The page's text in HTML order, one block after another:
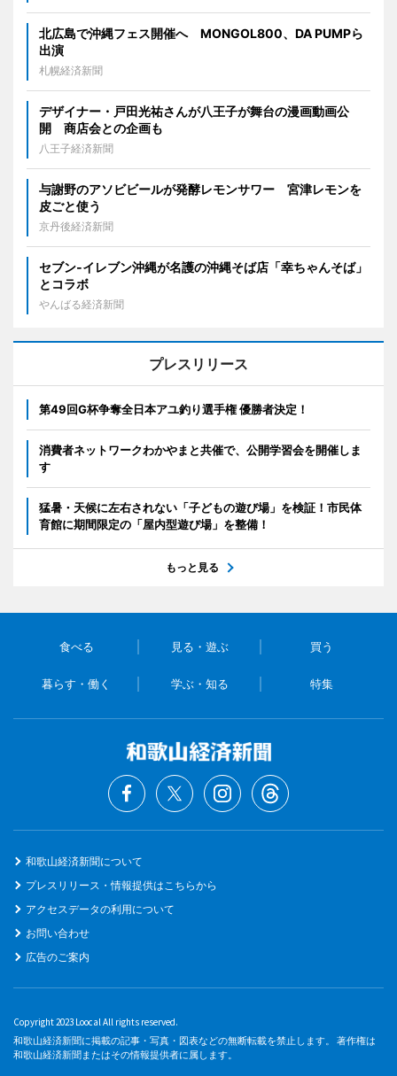
北広島で沖縄フェス開催へ MONGOL800、DA PUMPら
出演
札幌経済新聞
デザイナー・戸田光祐さんが八王子が舞台の漫画動画公
開 商店会との企画も
八王子経済新聞
与謝野のアソビビールが発酵レモンサワー 宮津レモンを
皮ごと使う
京丹後経済新聞
セブン‐イレブン沖縄が名護の沖縄そば店「幸ちゃんそば」
とコラボ
やんばる経済新聞
プレスリリース
第49回G杯争奪全日本アユ釣り選手権 優勝者決定！
消費者ネットワークわかやまと共催で、公開学習会を開催しま
す
猛暑・天候に左右されない「子どもの遊び場」を検証！市民体
育館に期間限定の「屋内型遊び場」を整備！
もっと見る
食べる 見る・遊ぶ 買う
暮らす・働く 学ぶ・知る 特集
和歌山経済新聞について
プレスリリース・情報提供はこちらから
アクセスデータの利用について
お問い合わせ
広告のご案内
Copyright 2023 Loocal All rights reserved.
和歌山経済新聞に掲載の記事・写真・図表などの無断転載を禁止します。 著作権は
和歌山経済新聞またはその情報提供者に属します。